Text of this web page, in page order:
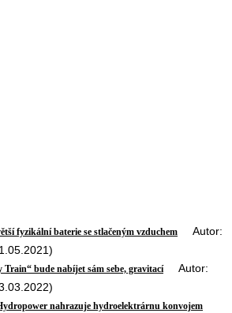
fyzikální baterie se stlačeným vzduchem Autor:
bude nabíjet sám sebe, gravitacíAutor:
nahrazuje hydroelektrárnu konvojem